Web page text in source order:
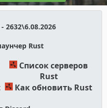
2632\6.08.2026
Rust
Список серверов
Rust
Как обновить Rust